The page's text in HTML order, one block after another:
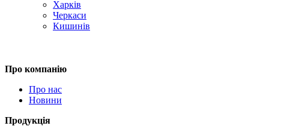
Харків
Черкаси
Кишинів
Про компанію
Про нас
Новини
Продукція